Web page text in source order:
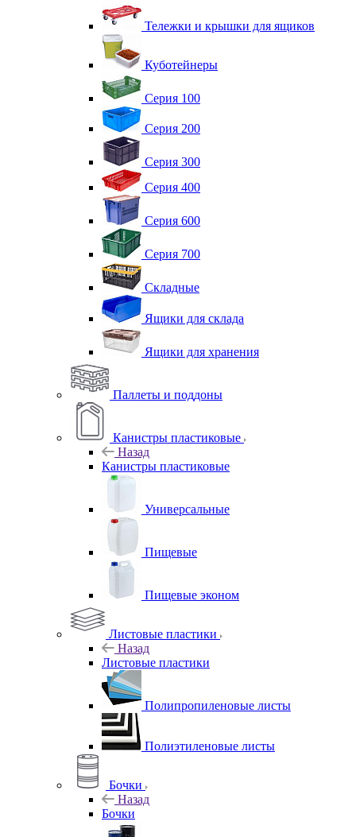
Тележки и крышки для ящиков
Куботейнеры
Серия 100
Серия 200
Серия 300
Серия 400
Серия 600
Серия 700
Складные
Ящики для склада
Ящики для хранения
Паллеты и поддоны
Канистры пластиковые
Назад
Канистры пластиковые
Универсальные
Пищевые
Пищевые эконом
Листовые пластики
Назад
Листовые пластики
Полипропиленовые листы
Полиэтиленовые листы
Бочки
Назад
Бочки